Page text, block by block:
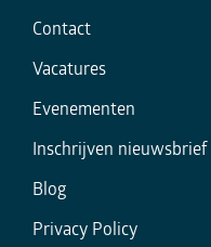
Contact
Vacatures
Evenementen
Inschrijven nieuwsbrief
Blog
Privacy Policy